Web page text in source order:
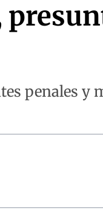
penales y